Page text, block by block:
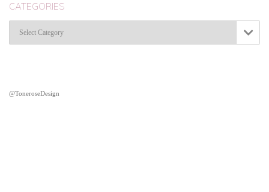
CATEGORIES

@ToneroseDesign